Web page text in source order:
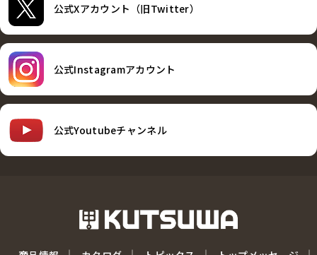
公式Xアカウント（旧Twitter）
公式Instagramアカウント
公式Youtubeチャンネル